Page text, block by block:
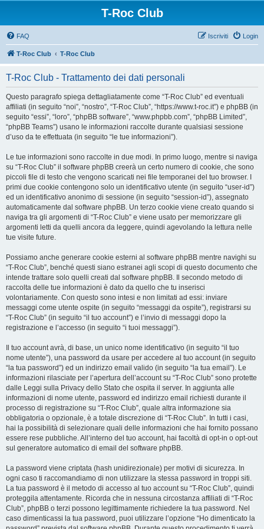
T-Roc Club
FAQ Login
Iscriviti
T-Roc Club T-Roc Club
T-Roc Club - Trattamento dei dati personali
Questo paragrafo spiega dettagliatamente come “T-Roc Club” ed eventuali
affiliati (in seguito “noi”, “nostro”, “T-Roc Club”, “https://www.t-roc.it”) e phpBB (in
seguito “essi”, “loro”, “phpBB software”, “www.phpbb.com”, “phpBB Limited”,
“phpBB Teams”) usano le informazioni raccolte durante qualsiasi sessione
d’uso da te effettuata (in seguito “le tue informazioni”).
Le tue informazioni sono raccolte in due modi. In primo luogo, mentre si naviga
su “T-Roc Club” il software phpBB creerà un certo numero di cookie, che sono
piccoli file di testo che vengono scaricati nei file temporanei del tuo browser. I
primi due cookie contengono solo un identificativo utente (in seguito “user-id”)
ed un identificativo anonimo di sessione (in seguito “session-id”), assegnato
automaticamente dal software phpBB. Un terzo cookie viene creato quando si
naviga tra gli argomenti di “T-Roc Club” e viene usato per memorizzare gli
argomenti letti da quelli ancora da leggere, quindi agevolando la lettura nelle
tue visite future.
Possiamo anche generare cookie esterni al software phpBB mentre navighi su
“T-Roc Club”, benché questi siano estranei agli scopi di questo documento che
intende trattare solo quelli creati dal software phpBB. Il secondo metodo di
raccolta delle tue informazioni è dato da quello che tu inserisci
volontariamente. Con questo sono intesi e non limitati ad essi: inviare
messaggi come utente ospite (in seguito “messaggi da ospite”), registrarsi su
“T-Roc Club” (in seguito “il tuo account”) e l’invio di messaggi dopo la
registrazione e l’accesso (in seguito “i tuoi messaggi”).
Il tuo account avrà, di base, un unico nome identificativo (in seguito “il tuo
nome utente”), una password da usare per accedere al tuo account (in seguito
“la tua password”) ed un indirizzo email valido (in seguito “la tua email”). Le
informazioni rilasciate per l’apertura dell’account su “T-Roc Club” sono protette
dalle Leggi sulla Privacy dello Stato che ospita il server. In aggiunta alle
informazioni di nome utente, password ed indirizzo email richiesti durante il
processo di registrazione su “T-Roc Club”, quale altra informazione sia
obbligatoria o opzionale, è a totale discrezione di “T-Roc Club”. In tutti i casi,
hai la possibilità di selezionare quali delle informazioni che hai fornito possano
essere rese pubbliche. All’interno del tuo account, hai facoltà di opt-in o opt-out
sul generatore automatico di email del software phpBB.
La password viene criptata (hash unidirezionale) per motivi di sicurezza. In
ogni caso ti raccomandiamo di non utilizzare la stessa password in troppi siti.
La tua password è il metodo di accesso al tuo account su “T-Roc Club”, quindi
proteggila attentamente. Ricorda che in nessuna circostanza affiliati di “T-Roc
Club”, phpBB o terzi possono legittimamente richiedere la tua password. Nel
caso dimenticassi la tua password, puoi utilizzare l’opzione “Ho dimenticato la